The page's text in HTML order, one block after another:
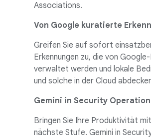
Associations.
Von Google kuratierte
Greifen Sie auf sofort
Erkennungen zu, die von
verwaltet werden und lokale
und solche in der Cloud
Gemini in Security
Bringen Sie Ihre Produktivität
nächste Stufe. Gemini in